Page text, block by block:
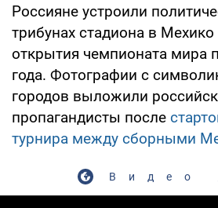
Россияне устроили
трибунах стадиона в
открытия чемпионата мира
года. Фотографии с
городов выложили
пропагандисты после
турнира между сборными
Видео